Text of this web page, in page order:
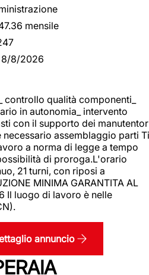
mensile
8/8/2026
qualità componenti_
in autonomia_ intervento
con il supporto dei
assemblaggio parti Ti
a norma di legge a tempo
di proroga.L'orario
21 turni, con riposi a
MINIMA GARANTITA AL
Il luogo di lavoro è nelle
annuncio